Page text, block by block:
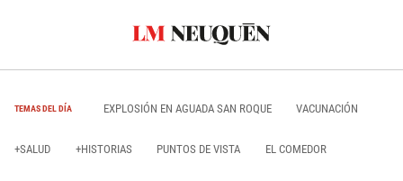
TEMAS DEL DÍA EXPLOSIÓN EN AGUADA SAN ROQUE VACUNACIÓN
+SALUD +HISTORIAS PUNTOS DE VISTA EL COMEDOR